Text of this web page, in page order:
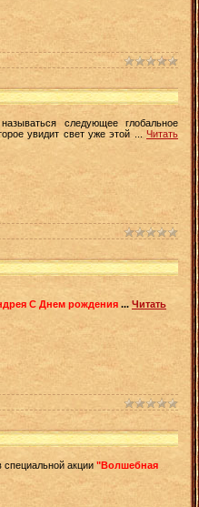
следующее глобальное
увидит свет уже этой
...Читать
С Днем рождения ... Читать
акции "Волшебная